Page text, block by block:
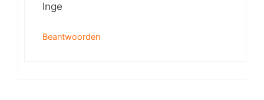
Inge
Beantwoorden